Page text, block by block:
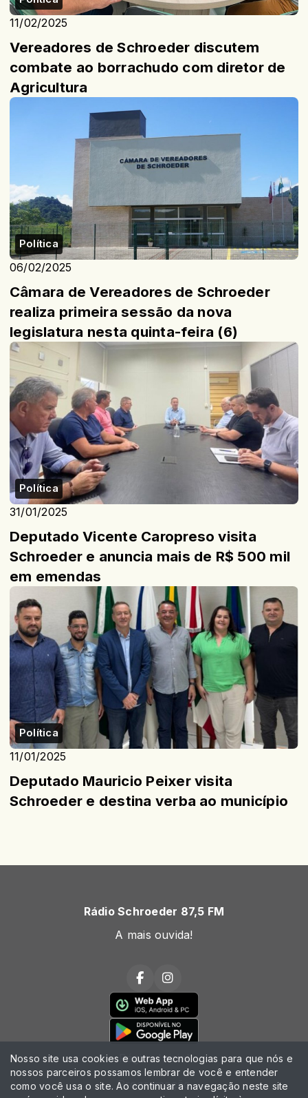
11/02/2025
Vereadores de Schroeder discutem
combate ao borrachudo com diretor de
Agricultura
Política
06/02/2025
Câmara de Vereadores de Schroeder
realiza primeira sessão da nova
legislatura nesta quinta-feira (6)
Política
31/01/2025
Deputado Vicente Caropreso visita
Schroeder e anuncia mais de R$ 500 mil
em emendas
Política
11/01/2025
Deputado Mauricio Peixer visita
Schroeder e destina verba ao município
Rádio Schroeder 87,5 FM
A mais ouvida!
Página Inicial
Programação
Nosso site usa cookies e outras tecnologias para que nós e
nossos parceiros possamos lembrar de você e entender
como você usa o site. Ao continuar a navegação neste site